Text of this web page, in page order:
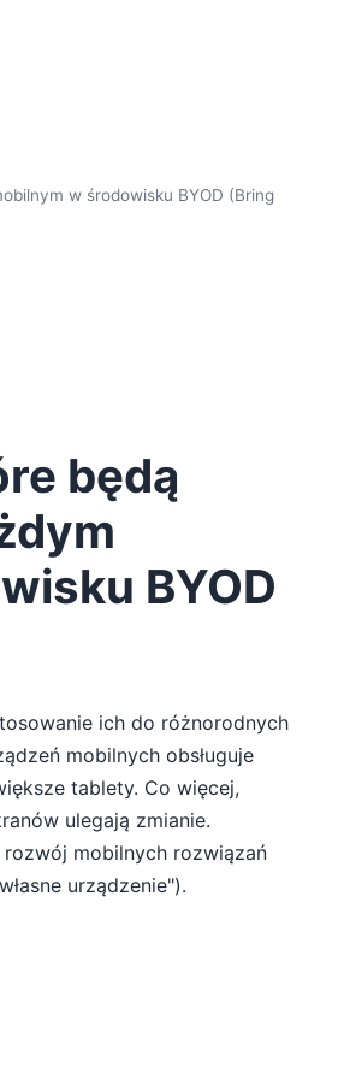
w środowisku BYOD (Bring
będą
BYOD
ich do różnorodnych
mobilnych obsługuje
tablety. Co więcej,
ulegają zmianie.
rozwój mobilnych rozwiązań
urządzenie").